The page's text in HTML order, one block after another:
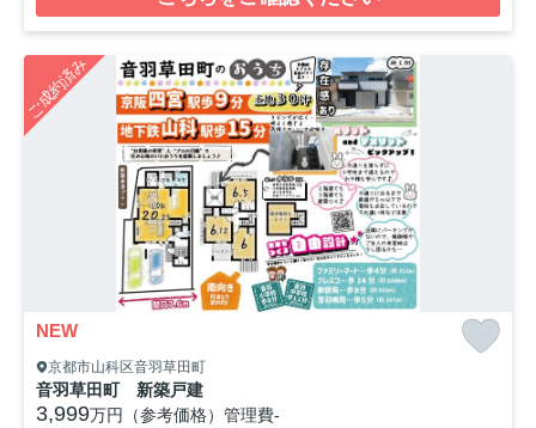
ご成約済み
NEW
京都市山科区音羽草田町
音羽草田町 新築戸建
3,999万円（参考価格） 管理費-